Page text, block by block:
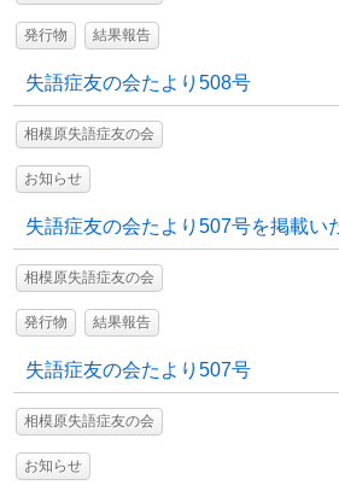
発行物 結果報告
失語症友の会たより508号
相模原失語症友の会
お知らせ
失語症友の会たより507号を掲載い
相模原失語症友の会
発行物 結果報告
失語症友の会たより507号
相模原失語症友の会
お知らせ